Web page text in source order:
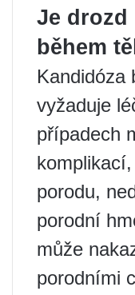
Je drozd
během
Kandidóza
vyžaduje
případech
porodu,
porodní
může
porodními